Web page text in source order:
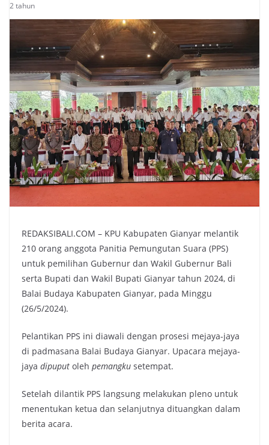
2 tahun
REDAKSIBALI.COM – KPU Kabupaten Gianyar melantik
210 orang anggota Panitia Pemungutan Suara (PPS)
untuk pemilihan Gubernur dan Wakil Gubernur Bali
serta Bupati dan Wakil Bupati Gianyar tahun 2024, di
Balai Budaya Kabupaten Gianyar, pada Minggu
(26/5/2024).
Pelantikan PPS ini diawali dengan prosesi mejaya-jaya
di padmasana Balai Budaya Gianyar. Upacara mejaya-
jaya dipuput oleh pemangku setempat.
Setelah dilantik PPS langsung melakukan pleno untuk
menentukan ketua dan selanjutnya dituangkan dalam
berita acara.